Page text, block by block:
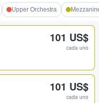
Upper Orchestra
101 US$
cada uno
101 US$
cada uno